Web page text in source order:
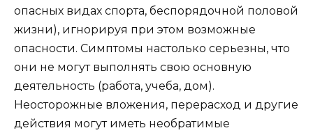
опасных видах спорта, беспорядочной половой
жизни), игнорируя при этом возможные
опасности. Симптомы настолько серьезны, что
они не могут выполнять свою основную
деятельность (работа, учеба, дом).
Неосторожные вложения, перерасход и другие
действия могут иметь необратимые